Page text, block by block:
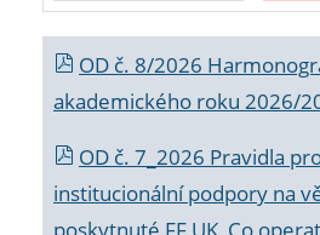
OD č. 8/2026
akademického roku 2026/
OD č. 7_2026 Pravidla
institucionální podpory na